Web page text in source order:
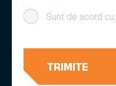
Sunt de acord cu